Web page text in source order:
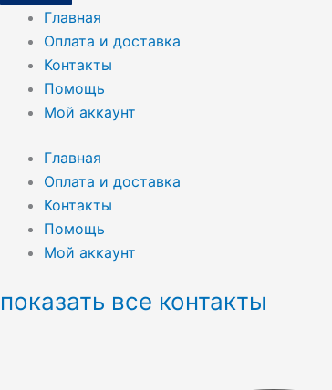
Главная
Оплата и доставка
Контакты
Помощь
Мой аккаунт
Главная
Оплата и доставка
Контакты
Помощь
Мой аккаунт
показать все контакты